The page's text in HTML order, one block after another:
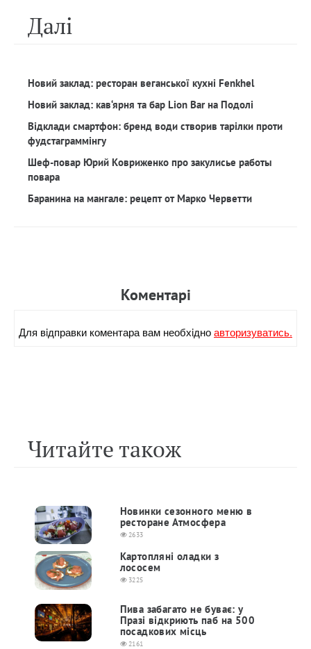
Далi
Новий заклад: ресторан веганської кухні Fenkhel
Новий заклад: кав‘ярня та бар Lion Bar на Подолі
Відклади смартфон: бренд води створив тарілки проти
фудстаграммінгу
Шеф-повар Юрий Ковриженко про закулисье работы
повара
Баранина на мангале: рецепт от Марко Черветти
Коментарi
Для вiдправки коментара вам необхiдноавторизуватись.
Читайте також
Новинки сезонного меню в
ресторане Атмосфера
2633
Картопляні оладки з
лососем
3225
Пива забагато не буває: у
Празі відкриють паб на 500
посадкових місць
2161